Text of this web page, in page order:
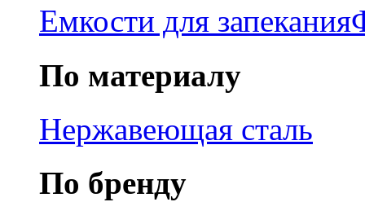
Емкости для запекания
По материалу
Нержавеющая сталь
По бренду